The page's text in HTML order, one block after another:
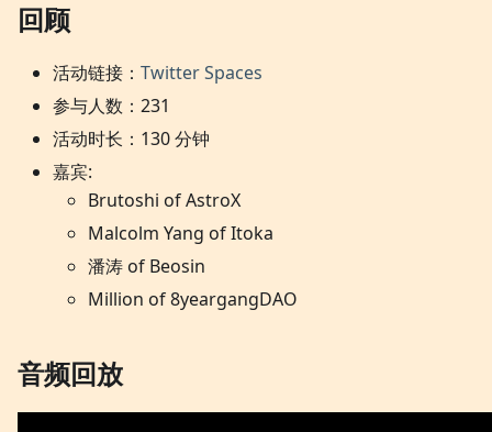
回顾
活动链接： Twitter Spaces
参与人数：231
活动时长：130 分钟
嘉宾:
Brutoshi of AstroX
Malcolm Yang of Itoka
潘涛 of Beosin
Million of 8yeargangDAO
音频回放